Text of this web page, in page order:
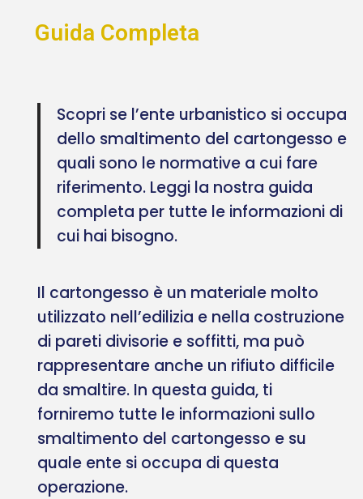
Guida Completa
Scopri se l’ente urbanistico si occupa
dello smaltimento del cartongesso e
quali sono le normative a cui fare
riferimento. Leggi la nostra guida
completa per tutte le informazioni di
cui hai bisogno.
Il cartongesso è un materiale molto
utilizzato nell’edilizia e nella costruzione
di pareti divisorie e soffitti, ma può
rappresentare anche un rifiuto difficile
da smaltire. In questa guida, ti
forniremo tutte le informazioni sullo
smaltimento del cartongesso e su
quale ente si occupa di questa
operazione.